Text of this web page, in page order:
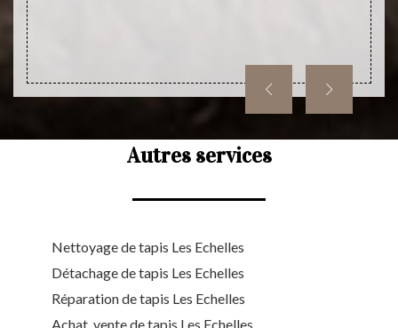
Autres services
Nettoyage de tapis Les Echelles
Détachage de tapis Les Echelles
Réparation de tapis Les Echelles
Achat, vente de tapis Les Echelles